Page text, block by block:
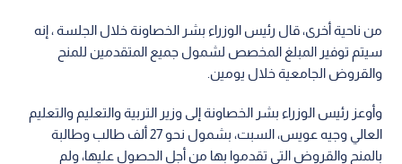
من ناحية أخرى، قال رئيس الوزراء بشر الخصاونة خلال الجلسة ، إنه
سيتم توفير المبلغ المخصص لشمول جميع المتقدمين للمنح
والقروض الجامعية خلال يومين.
وأوعز رئيس الوزراء بشر الخصاونة إلى وزير التربية والتعليم والتعليم
العالي وجيه عويس، السبت، بشمول نحو 27 ألف طالب وطالبة
بالمنح والقروض التي تقدموا بها من أجل الحصول عليها، ولم